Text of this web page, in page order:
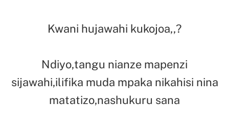
Kwani hujawahi kukojoa,,?
Ndiyo,tangu nianze mapenzi
sijawahi,ilifika muda mpaka nikahisi nina
matatizo,nashukuru sana